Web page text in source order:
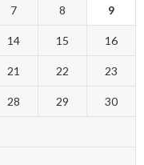
7 8 9
14 15 16
21 22 23
28 29 30